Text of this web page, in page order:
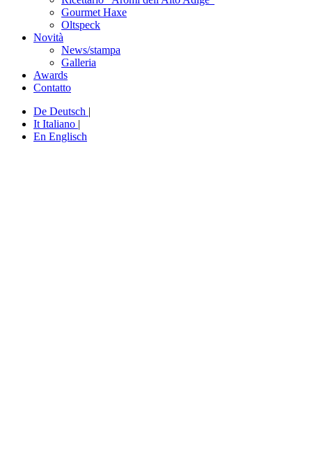
Gourmet Haxe
Oltspeck
Novità
News/stampa
Galleria
Awards
Contatto
De Deutsch |
It Italiano |
En Englisch